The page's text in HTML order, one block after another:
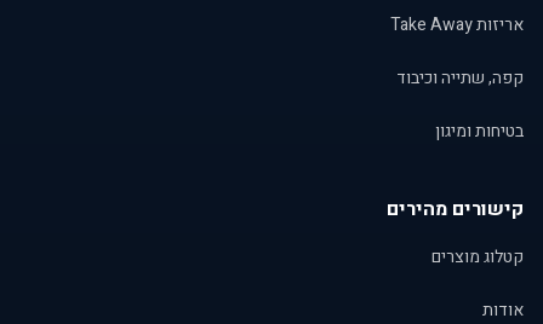
אריזות Take Away
קפה, שתייה וכיבוד
בטיחות ומיגון
קישורים מהירים
קטלוג מוצרים
אודות